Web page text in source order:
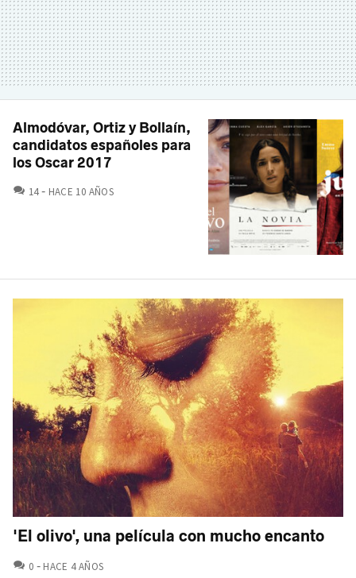
Almodóvar, Ortiz y Bollaín,
candidatos españoles para
los Oscar 2017
14 COMENTARIOS
HACE 10 AÑOS
'El olivo', una película con mucho encanto
0 COMENTARIOS
HACE 4 AÑOS